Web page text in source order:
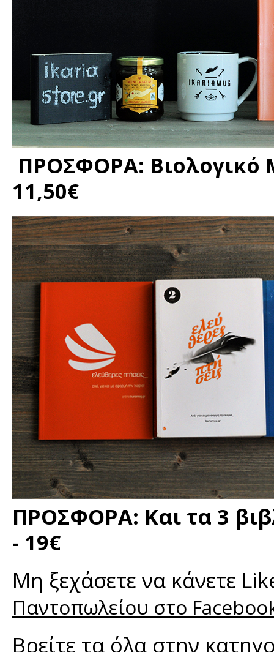
ΠΡΟΣΦΟΡΑ: Βιολογικό
11,50€
ΠΡΟΣΦΟΡΑ: Και τα 3
- 19€
Μη ξεχάσετε να κάνετε
Παντοπωλείου στο
Βρείτε τα όλα στην